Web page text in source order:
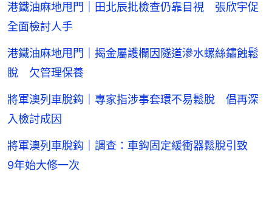
港鐵油麻地甩門｜田北辰批檢查仍靠目視 張欣宇促
全面檢討人手
港鐵油麻地甩門｜揭金屬護欄因隧道滲水螺絲鏽蝕鬆
脫 欠管理保養
將軍澳列車脫鈎｜專家指涉事套環不易鬆脫 倡再深
入檢討成因
將軍澳列車脫鈎｜調查：車鈎固定緩衝器鬆脫引致
9年始大修一次